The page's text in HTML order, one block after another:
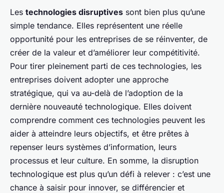
Les technologies disruptives sont bien plus qu’une
simple tendance. Elles représentent une réelle
opportunité pour les entreprises de se réinventer, de
créer de la valeur et d’améliorer leur compétitivité.
Pour tirer pleinement parti de ces technologies, les
entreprises doivent adopter une approche
stratégique, qui va au-delà de l’adoption de la
dernière nouveauté technologique. Elles doivent
comprendre comment ces technologies peuvent les
aider à atteindre leurs objectifs, et être prêtes à
repenser leurs systèmes d’information, leurs
processus et leur culture. En somme, la disruption
technologique est plus qu’un défi à relever : c’est une
chance à saisir pour innover, se différencier et